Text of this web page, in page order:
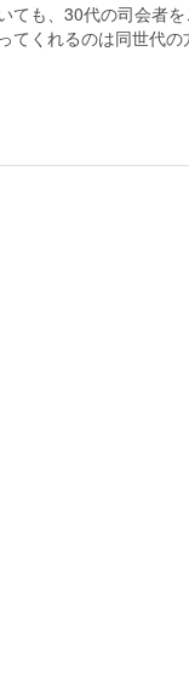
も、30代の司会者
てくれるのは同世代